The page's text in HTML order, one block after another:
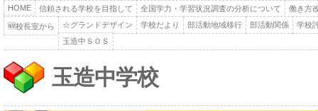
HOME 信頼される学校を目指して 全国学力・学習状況調査の分析について 働き方
🆕校長室から ☆グランドデザイン 学校だより 部活動地域移行 部活動関係
学校
玉造中ＳＯＳ
玉造中学校